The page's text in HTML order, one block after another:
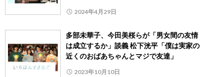
2024年4月29日
多部未華子、今田美桜らが「男女間の友情
は成立するか」談義 松下洸平「僕は実家の
近くのおばあちゃんとマジで友達」
2023年10月10日